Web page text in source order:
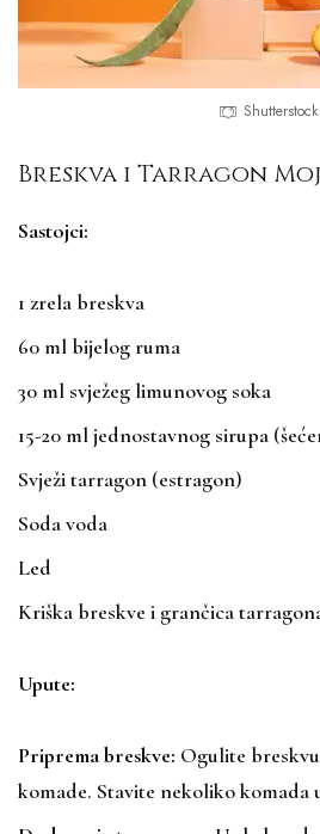
Shutterstock
Breskva i Tarragon
Sastojci:
1 zrela breskva
60 ml bijelog ruma
30 ml svježeg limunovog soka
15-20 ml jednostavnog sirupa
Svježi tarragon (estragon)
Soda voda
Led
Kriška breskve i grančica
Upute:
Priprema breskve: Ogulite
komade. Stavite nekoliko komada